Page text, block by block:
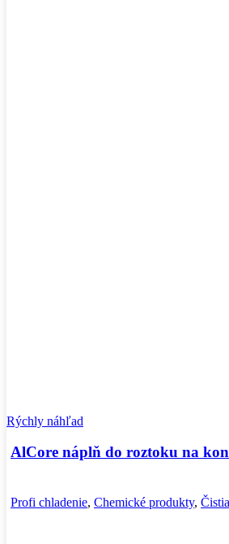
Rýchly náhľad
AlCore náplň do roztoku na
Profi chladenie, Chemické produkty,